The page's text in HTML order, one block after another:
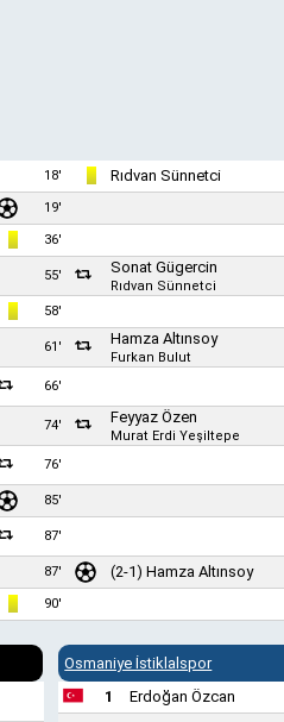
18'
Rıdvan Sünnetci
19'
36'
55' Sonat Gügercin
Rıdvan Sünnetci
58'
61' Hamza Altınsoy
Furkan Bulut
66'
74' Feyyaz Özen
Murat Erdi Yeşiltepe
76'
85'
87'
87'
(2-1) Hamza Altınsoy
90'
Osmaniye İstiklalspor
1
Erdoğan Özcan